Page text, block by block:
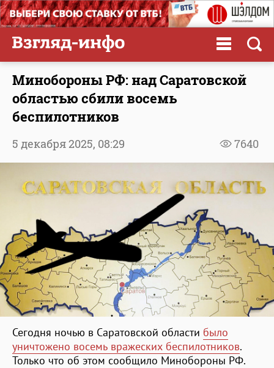
Минобороны РФ: над Саратовской
областью сбили восемь
беспилотников
7640
5 декабря 2025, 08:29
Сегодня ночью в Саратовской области было
уничтожено восемь вражеских беспилотников.
Только что об этом сообщило Минобороны РФ.